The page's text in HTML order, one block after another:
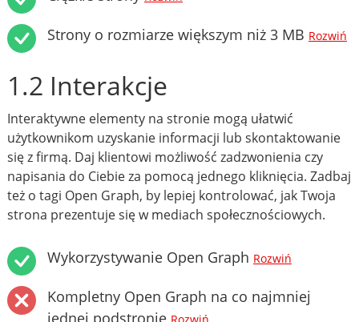
Strony o rozmiarze większym niż 3 MB Rozwiń
1.2 Interakcje
Interaktywne elementy na stronie mogą ułatwić
użytkownikom uzyskanie informacji lub skontaktowanie
się z firmą. Daj klientowi możliwość zadzwonienia czy
napisania do Ciebie za pomocą jednego kliknięcia. Zadbaj
też o tagi Open Graph, by lepiej kontrolować, jak Twoja
strona prezentuje się w mediach społecznościowych.
Wykorzystywanie Open Graph Rozwiń
Kompletny Open Graph na co najmniej